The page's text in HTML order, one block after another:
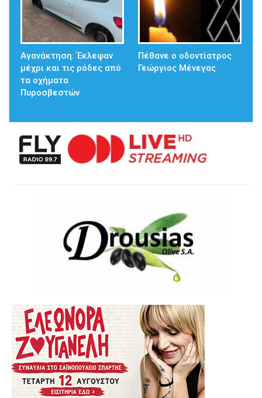
Αγανάκτηση: Έκλεψαν
μέχρι και τις ρόδες από
τα οχήματα
Πυροσβεστών
Πέθανε ο οδοντίατρος
Γεώργιος Μένεγας